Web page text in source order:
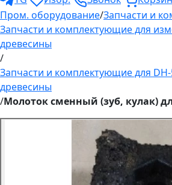
Пром. оборудование/Запчасти и
Запчасти и комплектующие для
древесины
/
Запчасти и комплектующие для
древесины
/Молоток сменный (зуб, кулак)